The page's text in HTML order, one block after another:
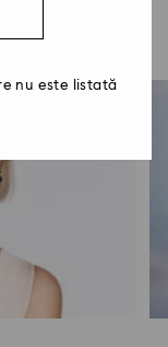
nu este listată